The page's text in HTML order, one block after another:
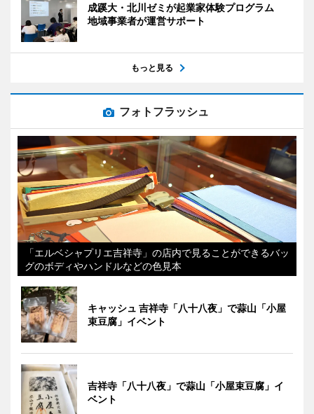
成蹊大・北川ゼミが起業家体験プログラム
地域事業者が運営サポート
もっと見る
フォトフラッシュ
「エルベシャプリエ吉祥寺」の店内で見ることができるバッ
グのボディやハンドルなどの色見本
キャッシュ 吉祥寺「八十八夜」で蒜山「小屋
束豆腐」イベント
吉祥寺「八十八夜」で蒜山「小屋束豆腐」イ
ベント